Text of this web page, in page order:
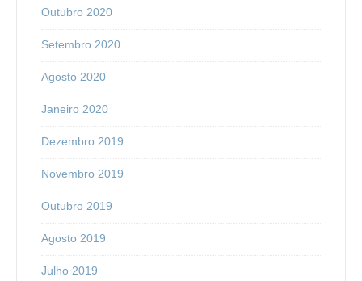
Outubro 2020
Setembro 2020
Agosto 2020
Janeiro 2020
Dezembro 2019
Novembro 2019
Outubro 2019
Agosto 2019
Julho 2019